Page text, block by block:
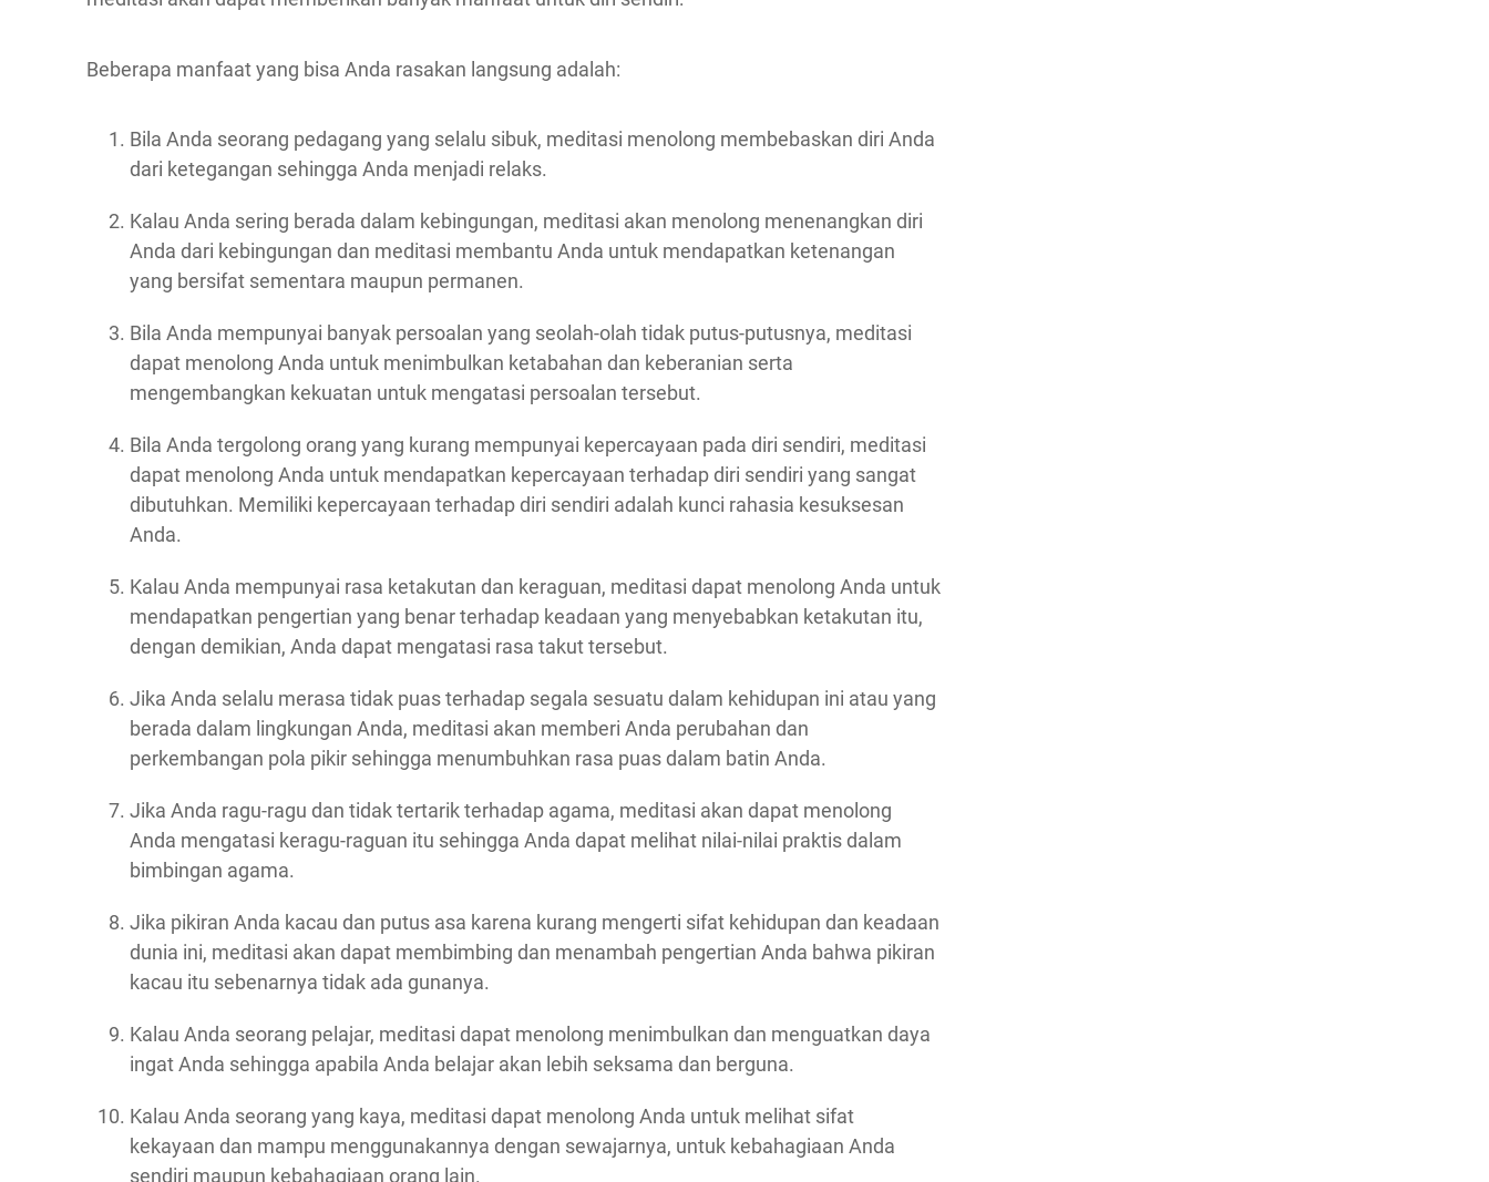
Beberapa manfaat yang bisa Anda rasakan langsung adalah:
Bila Anda seorang pedagang yang selalu sibuk, meditasi menolong membebaskan diri Anda
dari ketegangan sehingga Anda menjadi relaks.
Kalau Anda sering berada dalam kebingungan, meditasi akan menolong menenangkan diri
Anda dari kebingungan dan meditasi membantu Anda untuk mendapatkan ketenangan
yang bersifat sementara maupun permanen.
Bila Anda mempunyai banyak persoalan yang seolah-olah tidak putus-putusnya, meditasi
dapat menolong Anda untuk menimbulkan ketabahan dan keberanian serta
mengembangkan kekuatan untuk mengatasi persoalan tersebut.
Bila Anda tergolong orang yang kurang mempunyai kepercayaan pada diri sendiri, meditasi
dapat menolong Anda untuk mendapatkan kepercayaan terhadap diri sendiri yang sangat
dibutuhkan. Memiliki kepercayaan terhadap diri sendiri adalah kunci rahasia kesuksesan
Anda.
Kalau Anda mempunyai rasa ketakutan dan keraguan, meditasi dapat menolong Anda untuk
mendapatkan pengertian yang benar terhadap keadaan yang menyebabkan ketakutan itu,
dengan demikian, Anda dapat mengatasi rasa takut tersebut.
Jika Anda selalu merasa tidak puas terhadap segala sesuatu dalam kehidupan ini atau yang
berada dalam lingkungan Anda, meditasi akan memberi Anda perubahan dan
perkembangan pola pikir sehingga menumbuhkan rasa puas dalam batin Anda.
Jika Anda ragu-ragu dan tidak tertarik terhadap agama, meditasi akan dapat menolong
Anda mengatasi keragu-raguan itu sehingga Anda dapat melihat nilai-nilai praktis dalam
bimbingan agama.
Jika pikiran Anda kacau dan putus asa karena kurang mengerti sifat kehidupan dan keadaan
dunia ini, meditasi akan dapat membimbing dan menambah pengertian Anda bahwa pikiran
kacau itu sebenarnya tidak ada gunanya.
Kalau Anda seorang pelajar, meditasi dapat menolong menimbulkan dan menguatkan daya
ingat Anda sehingga apabila Anda belajar akan lebih seksama dan berguna.
Kalau Anda seorang yang kaya, meditasi dapat menolong Anda untuk melihat sifat
kekayaan dan mampu menggunakannya dengan sewajarnya, untuk kebahagiaan Anda
sendiri maupun kebahagiaan orang lain.